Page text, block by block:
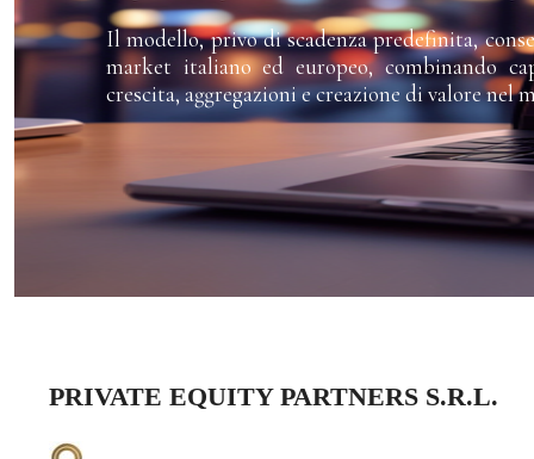
Il modello, privo di scadenza predefinita,
market italiano ed europeo, combinando
crescita, aggregazioni e creazione di valore nel
PRIVATE EQUITY PARTNERS S.R.L.